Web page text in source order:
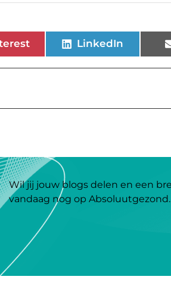
LinkedIn
Wil jij jouw blogs delen en een
vandaag nog op